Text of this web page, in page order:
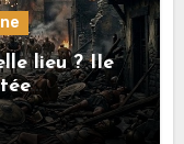
lieu ? IIe